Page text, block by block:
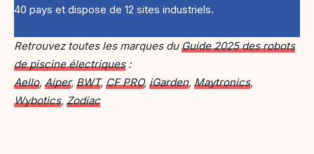
40 pays et dispose de 12 sites industriels.
Retrouvez toutes les marques duGuide 2025 des robots
de piscine électriques:
Aello, Aiper, BWT, CF PRO, iGarden, Maytronics,
Wybotics, Zodiac